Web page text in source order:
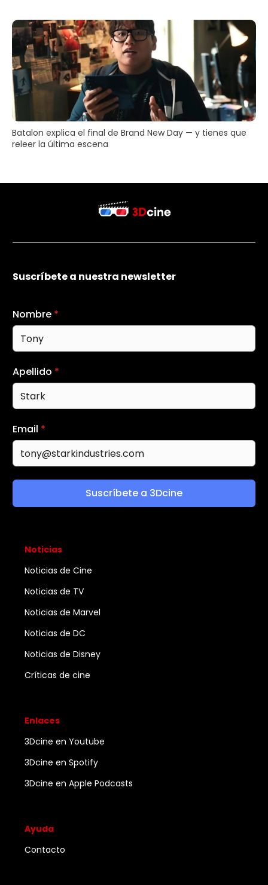
Batalon explica el final de Brand New Day — y tienes que
releer la última escena
Suscríbete a nuestra newsletter
Nombre *
Apellido *
Email *
Suscríbete a 3Dcine
Noticias
Noticias de Cine
Noticias de TV
Noticias de Marvel
Noticias de DC
Noticias de Disney
Críticas de cine
Enlaces
3Dcine en Youtube
3Dcine en Spotify
3Dcine en Apple Podcasts
Ayuda
Contacto